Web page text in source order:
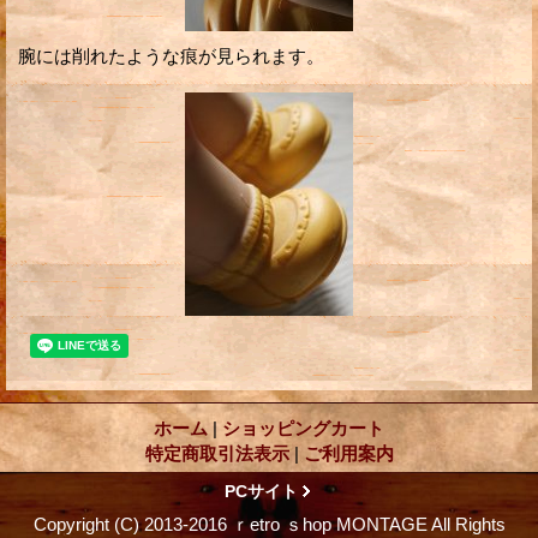
腕には削れたような痕が見られます。
ホーム | ショッピングカート
特定商取引法表示 | ご利用案内
PCサイト
Copyright (C) 2013-2016 ｒetro ｓhop MONTAGE All Rights